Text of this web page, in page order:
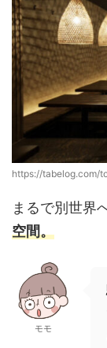
https://tabelog.com/
まるで別世界
空間。
モモ